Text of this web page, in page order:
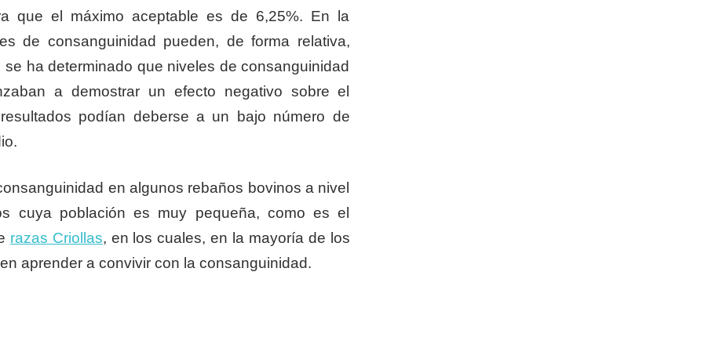
que el máximo aceptable es de 6,25%. En la
de consanguinidad pueden, de forma relativa,
ha determinado que niveles de consanguinidad
a demostrar un efecto negativo sobre el
podían deberse a un bajo número de
en algunos rebaños bovinos a nivel
cuya población es muy pequeña, como es el
razas Criollas, en los cuales, en la mayoría de los
aprender a convivir con la consanguinidad.